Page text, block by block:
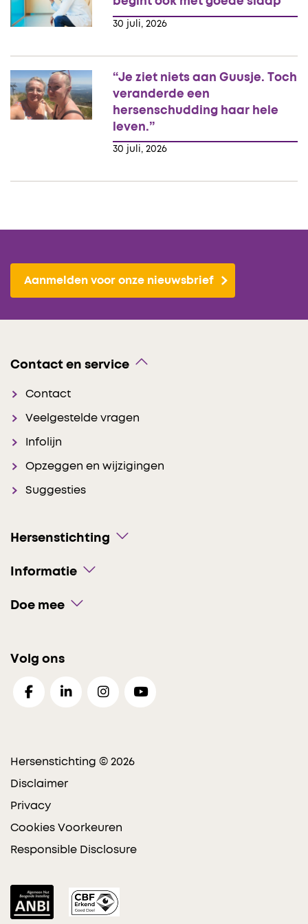
30 juli, 2026
30 juli, 2026
“Je ziet niets aan Guusje. Toch
veranderde een
hersenschudding haar hele
leven.”
Aanmelden voor onze nieuwsbrief
Contact en service
Contact
Veelgestelde vragen
Infolijn
Opzeggen en wijzigingen
Suggesties
Hersenstichting
Informatie
Doe mee
Volg ons
Hersenstichting © 2026
Disclaimer
Privacy
Cookies Voorkeuren
Responsible Disclosure